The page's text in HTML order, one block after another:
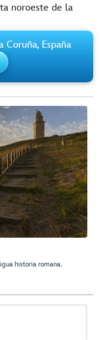
noroeste de la
Coruña, España
historia romana.